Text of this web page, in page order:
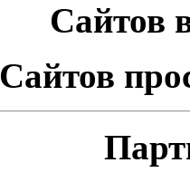
Сайтов
Сайтов